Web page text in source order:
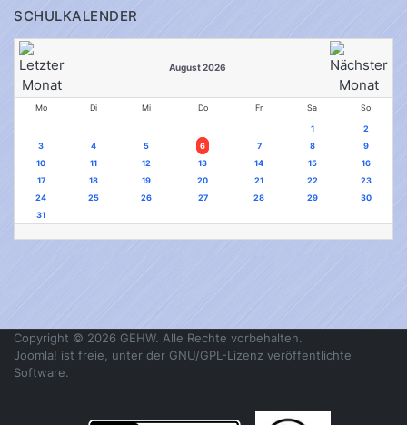
SCHULKALENDER
August 2026
Mo Di Mi Do Fr Sa So
1
2
3
4 5 6 7 8
9
10
11 12 13 14 15
16
17
18 19 20 21 22
23
24
25 26 27 28 29
30
31
Copyright © 2026 GEHW. Alle Rechte vorbehalten.
Joomla! ist freie, unter der GNU/GPL-Lizenz veröffentlichte
Software.